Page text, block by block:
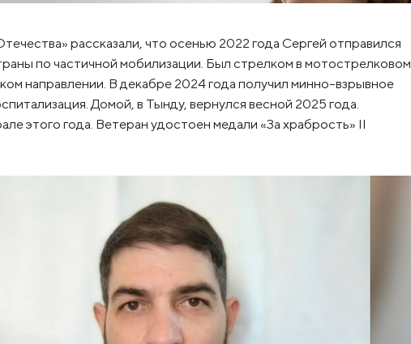
рассказали, что осенью 2022 года Сергей отправился
по частичной мобилизации. Был стрелком в мотострелковом
направлении. В декабре 2024 года получил минно-взрывное
Домой, в Тынду, вернулся весной 2025 года.
этого года. Ветеран удостоен медали «За храбрость» II